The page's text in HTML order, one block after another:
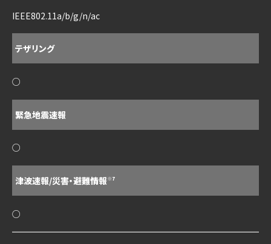
IEEE802.11a/b/g/n/ac
テザリング
○
緊急地震速報
○
津波速報/災害・避難情報※7
○